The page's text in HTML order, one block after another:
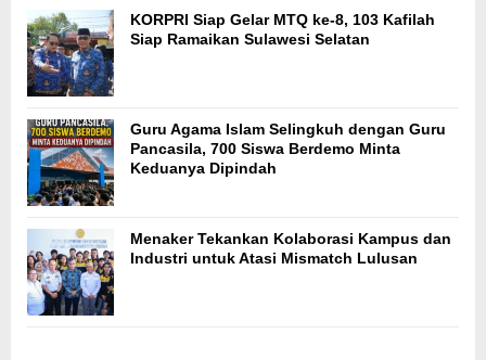
KORPRI Siap Gelar MTQ ke-8, 103 Kafilah
Siap Ramaikan Sulawesi Selatan
Guru Agama Islam Selingkuh dengan Guru
Pancasila, 700 Siswa Berdemo Minta
Keduanya Dipindah
Menaker Tekankan Kolaborasi Kampus dan
Industri untuk Atasi Mismatch Lulusan